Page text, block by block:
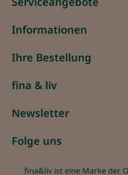
Informationen
Ihre Bestellung
fina & liv
Newsletter
Folge uns
fina&liv ist eine Marke der